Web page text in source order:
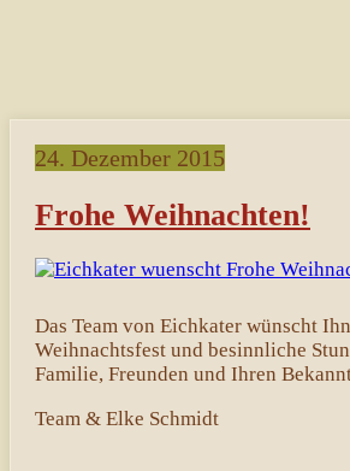
24. Dezember 2015
Frohe Weihnachten!
Das Team von Eichkater wünscht
Weihnachtsfest und besinnliche
Familie, Freunden und Ihren
Team & Elke Schmidt